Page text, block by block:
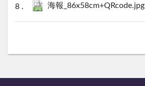
海報_86x58cm+QRcode.jpg